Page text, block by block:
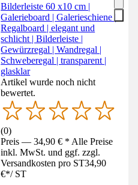
Bilderleiste 60 x10 cm |
Galerieboard | Galerieschiene |
Regalboard | elegant und
schlicht | Bilderleiste |
Gewürzregal | Wandregal |
Schweberegal | transparent |
glasklar
Artikel wurde noch nicht
bewertet.
(0)
Preis — 34,90 € * Alle Preise
inkl. MwSt. und ggf. zzgl.
Versandkosten pro ST34,90
€*/ ST